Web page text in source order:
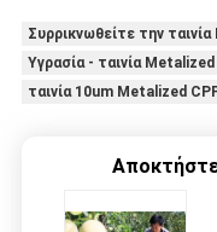
Συρρικνωθείτε την
Υγρασία - ταινία
ταινία 10um Metalized
Αποκτήστε